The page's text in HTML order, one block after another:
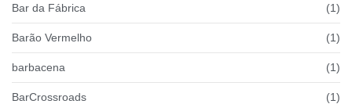
Bar da Fábrica (1)
Barão Vermelho (1)
barbacena (1)
BarCrossroads (1)